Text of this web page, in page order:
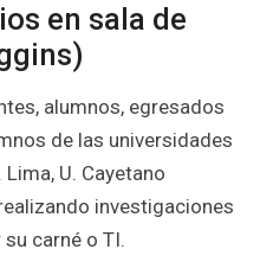
en sala de
alumnos, egresados
de las universidades
U. Cayetano
investigaciones
carné o TI.